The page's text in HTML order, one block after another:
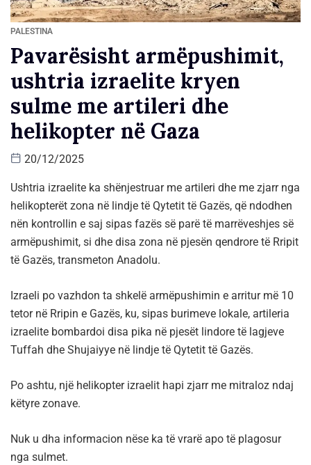
PALESTINA
Pavarësisht armëpushimit,
ushtria izraelite kryen
sulme me artileri dhe
helikopter në Gaza
20/12/2025
Ushtria izraelite ka shënjestruar me artileri dhe me zjarr nga
helikopterët zona në lindje të Qytetit të Gazës, që ndodhen
nën kontrollin e saj sipas fazës së parë të marrëveshjes së
armëpushimit, si dhe disa zona në pjesën qendrore të Rripit
të Gazës, transmeton Anadolu.
Izraeli po vazhdon ta shkelë armëpushimin e arritur më 10
tetor në Rripin e Gazës, ku, sipas burimeve lokale, artileria
izraelite bombardoi disa pika në pjesët lindore të lagjeve
Tuffah dhe Shujaiyye në lindje të Qytetit të Gazës.
Po ashtu, një helikopter izraelit hapi zjarr me mitraloz ndaj
këtyre zonave.
Nuk u dha informacion nëse ka të vrarë apo të plagosur
nga sulmet.